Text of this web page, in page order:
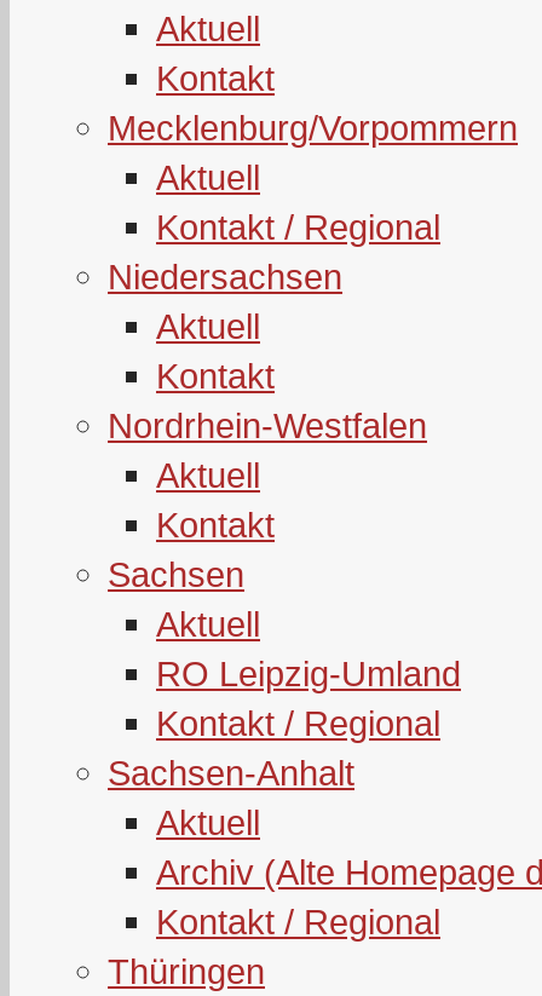
Aktuell
Kontakt
Mecklenburg/Vorpommern
Aktuell
Kontakt / Regional
Niedersachsen
Aktuell
Kontakt
Nordrhein-Westfalen
Aktuell
Kontakt
Sachsen
Aktuell
RO Leipzig-Umland
Kontakt / Regional
Sachsen-Anhalt
Aktuell
Archiv (Alte Homepage
Kontakt / Regional
Thüringen